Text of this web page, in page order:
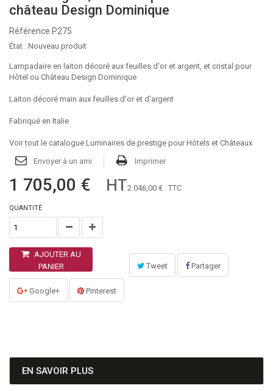
château Design Dominique
Référence P275
État : Nouveau produit
Lampadaire en laiton décoré aux feuilles d'or et argent, et cristal pour
Hôtel ou Château Design Dominique
Laiton décoré main aux feuilles d'or et d'argent
Fabriqué en Italie
Voir tout le catalogue Luminaires de prestige pour Hôtels et Châteaux
Envoyer à un ami
Imprimer
1 705,00 € HT2 046,00 € TTC
QUANTITÉ
AJOUTER AU
PANIER
Tweet Partager
Google+ Pinterest
EN SAVOIR PLUS